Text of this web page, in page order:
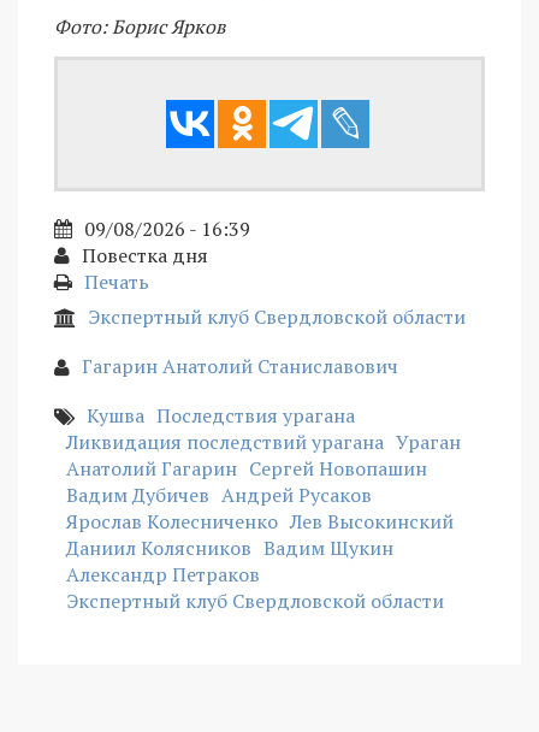
Фото: Борис Ярков
09/08/2026 - 16:39
Повестка дня
Печать
Экспертный клуб Свердловской области
Гагарин Анатолий Станиславович
Кушва Последствия урагана
Ликвидация последствий урагана Ураган
Анатолий Гагарин Сергей Новопашин
Вадим Дубичев Андрей Русаков
Ярослав Колесниченко Лев Высокинский
Даниил Колясников Вадим Щукин
Александр Петраков
Экспертный клуб Свердловской области